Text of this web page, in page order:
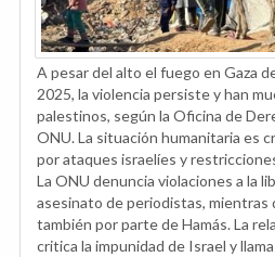
A pesar del alto el fuego en Gaza
2025, la violencia persiste y han
palestinos, según la Oficina de
ONU. La situación humanitaria es
por ataques israelíes y
La ONU denuncia violaciones a la
asesinato de periodistas, mientras
también por parte de Hamás. La
critica la impunidad de Israel y